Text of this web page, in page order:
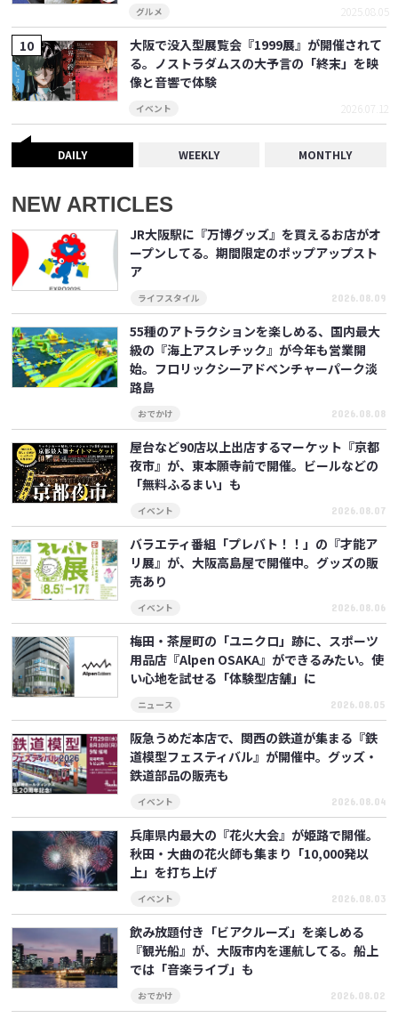
グルメ
大阪で没入型展覧会『1999展』が開催されて
る。ノストラダムスの大予言の「終末」を映
像と音響で体験
イベント 2026.07.12
DAILY WEEKLY MONTHLY
NEW ARTICLES
JR大阪駅に『万博グッズ』を買えるお店がオ
ープンしてる。期間限定のポップアップスト
ア
ライフスタイル 2026.08.09
55種のアトラクションを楽しめる、国内最大
級の『海上アスレチック』が今年も営業開
始。フロリックシーアドベンチャーパーク淡
路島
おでかけ 2026.08.08
屋台など90店以上出店するマーケット『京都
夜市』が、東本願寺前で開催。ビールなどの
「無料ふるまい」も
イベント 2026.08.07
バラエティ番組「プレバト！！」の『才能ア
リ展』が、大阪高島屋で開催中。グッズの販
売あり
イベント 2026.08.06
梅田・茶屋町の「ユニクロ」跡に、スポーツ
用品店『Alpen OSAKA』ができるみたい。使
い心地を試せる「体験型店舗」に
ニュース 2026.08.05
阪急うめだ本店で、関西の鉄道が集まる『鉄
道模型フェスティバル』が開催中。グッズ・
鉄道部品の販売も
イベント 2026.08.04
兵庫県内最大の『花火大会』が姫路で開催。
秋田・大曲の花火師も集まり「10,000発以
上」を打ち上げ
イベント 2026.08.03
飲み放題付き「ビアクルーズ」を楽しめる
『観光船』が、大阪市内を運航してる。船上
では「音楽ライブ」も
おでかけ 2026.08.02